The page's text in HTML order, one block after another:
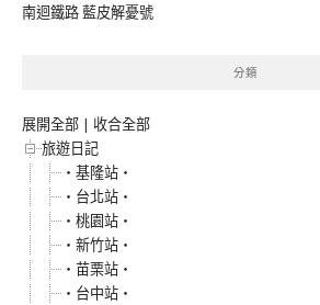
南迴鐵路 藍皮解憂號
分類
展開全部 | 收合全部
旅遊日記
‧基隆站‧
‧台北站‧
‧桃園站‧
‧新竹站‧
‧苗栗站‧
‧台中站‧